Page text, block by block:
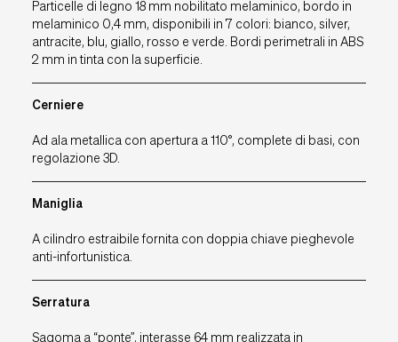
Particelle di legno 18 mm nobilitato melaminico, bordo in
melaminico 0,4 mm, disponibili in 7 colori: bianco, silver,
antracite, blu, giallo, rosso e verde. Bordi perimetrali in ABS
2 mm in tinta con la superficie.
Cerniere
Ad ala metallica con apertura a 110°, complete di basi, con
regolazione 3D.
Maniglia
A cilindro estraibile fornita con doppia chiave pieghevole
anti-infortunistica.
Serratura
Sagoma a “ponte”, interasse 64 mm realizzata in